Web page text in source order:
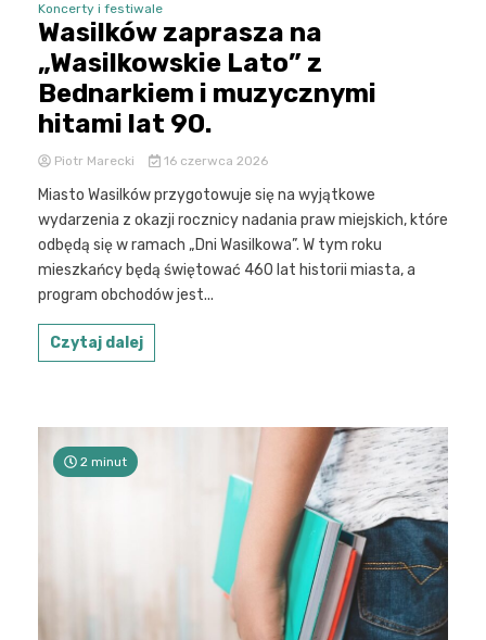
Koncerty i festiwale
Wasilków zaprasza na
„Wasilkowskie Lato” z
Bednarkiem i muzycznymi
hitami lat 90.
Piotr Marecki 16 czerwca 2026
Miasto Wasilków przygotowuje się na wyjątkowe
wydarzenia z okazji rocznicy nadania praw miejskich, które
odbędą się w ramach „Dni Wasilkowa”. W tym roku
mieszkańcy będą świętować 460 lat historii miasta, a
program obchodów jest...
Czytaj dalej
2 minut